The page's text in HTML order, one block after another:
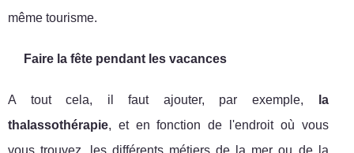
même tourisme.
Faire la fête pendant les vacances
A tout cela, il faut ajouter, par exemple,
la
thalassothérapie, et en fonction de l'endroit où vous
vous trouvez, les différents métiers de la mer ou de la